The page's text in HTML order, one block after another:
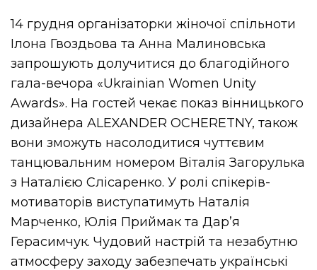
14 грудня організаторки жіночої спільноти
Ілона Гвоздьова та Анна Малиновська
запрошують долучитися до благодійного
гала-вечора «Ukrainian Women Unity
Awards». На гостей чекає показ вінницького
дизайнера ALEXANDER OCHERETNY, також
вони зможуть насолодитися чуттєвим
танцювальним номером Віталія Загорулька
з Наталією Слісаренко. У ролі спікерів-
мотиваторів виступатимуть Наталія
Марченко, Юлія Приймак та Дар’я
Герасимчук. Чудовий настрій та незабутню
атмосферу заходу забезпечать українські